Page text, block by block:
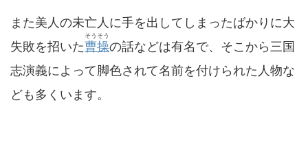
また美人の未亡人に手を出してしまったばかりに大
失敗を招いた曹操
そうそう
の話などは有名で、そこから三国
志演義によって脚色されて名前を付けられた人物な
ども多くいます。